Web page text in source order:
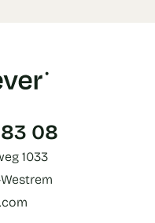
08
1033